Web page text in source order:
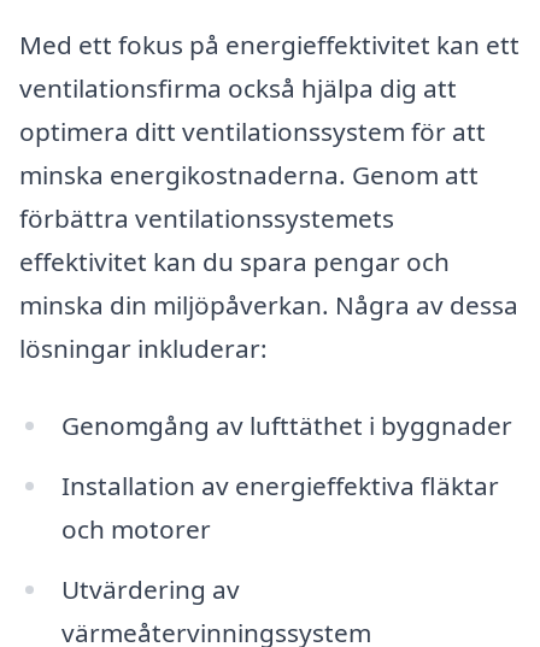
Med ett fokus på energieffektivitet kan ett
ventilationsfirma också hjälpa dig att
optimera ditt ventilationssystem för att
minska energikostnaderna. Genom att
förbättra ventilationssystemets
effektivitet kan du spara pengar och
minska din miljöpåverkan. Några av dessa
lösningar inkluderar:
Genomgång av lufttäthet i byggnader
Installation av energieffektiva fläktar
och motorer
Utvärdering av
värmeåtervinningssystem